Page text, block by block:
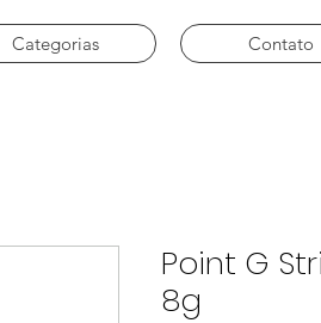
Categorias Contato
Point G
8g